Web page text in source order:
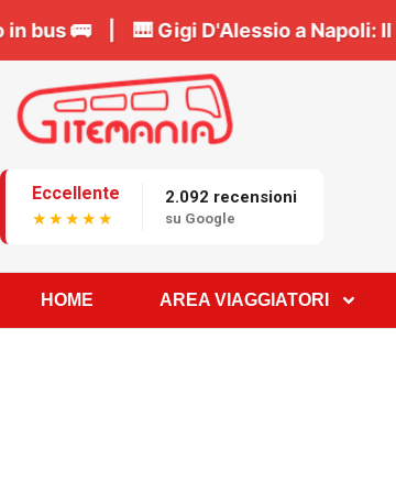
Prenota il tuo posto in bus 🚌 | 🎹
Eccellente
★★★★★
2.092 recensioni
su Google
HOME AREA VIAGGIATORI